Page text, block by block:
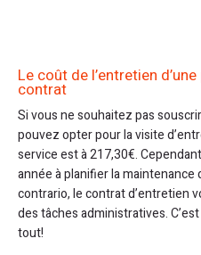
Le coût de l’entretien
contrat
Si vous ne souhaitez pas
pouvez opter pour la visite
service est à 217,30€.
année à planifier la
contrario, le contrat d’entretien
des tâches administratives.
tout!